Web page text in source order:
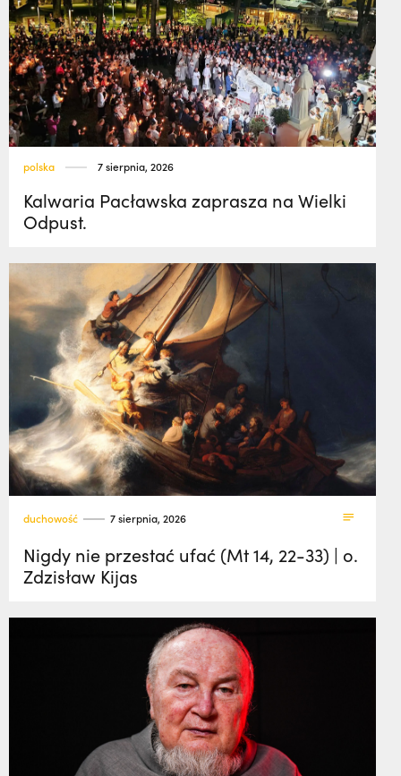
polska 7 sierpnia, 2026
Kalwaria Pacławska zaprasza na Wielki
Odpust.
duchowość 7 sierpnia, 2026
Nigdy nie przestać ufać (Mt 14, 22-33) | o.
Zdzisław Kijas